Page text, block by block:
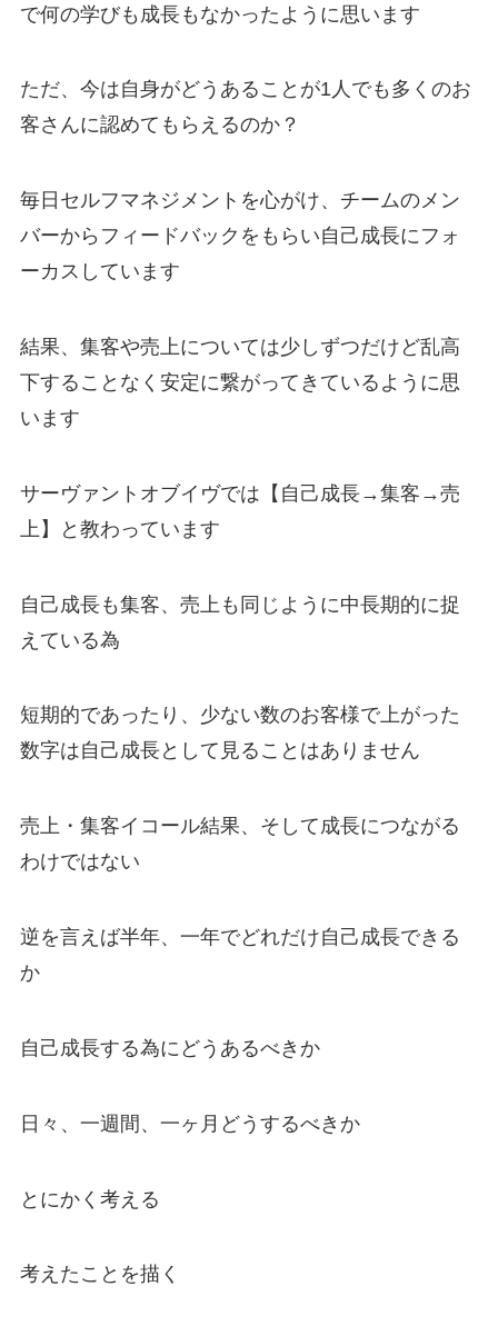
で何の学びも成長もなかったように思います
ただ、今は自身がどうあることが1人でも多くのお
客さんに認めてもらえるのか？
毎日セルフマネジメントを心がけ、チームのメン
バーからフィードバックをもらい自己成長にフォ
ーカスしています
結果、集客や売上については少しずつだけど乱高
下することなく安定に繋がってきているように思
います
サーヴァントオブイヴでは【自己成長→集客→売
上】と教わっています
自己成長も集客、売上も同じように中長期的に捉
えている為
短期的であったり、少ない数のお客様で上がった
数字は自己成長として見ることはありません
売上・集客イコール結果、そして成長につながる
わけではない
逆を言えば半年、一年でどれだけ自己成長できる
か
自己成長する為にどうあるべきか
日々、一週間、一ヶ月どうするべきか
とにかく考える
考えたことを描く